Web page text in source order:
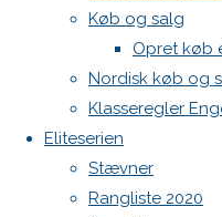
Køb og salg
Opret køb
Nordisk køb og
Klasseregler
Eliteserien
Stævner
Rangliste 2020